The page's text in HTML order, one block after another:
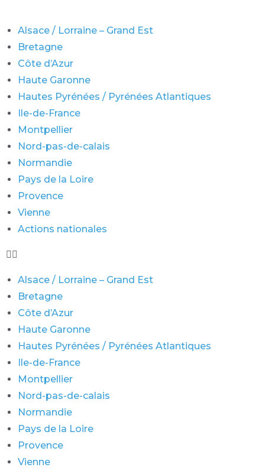
Alsace / Lorraine – Grand Est
Bretagne
Côte d’Azur
Haute Garonne
Hautes Pyrénées / Pyrénées Atlantiques
Ile-de-France
Montpellier
Nord-pas-de-calais
Normandie
Pays de la Loire
Provence
Vienne
Actions nationales
Alsace / Lorraine – Grand Est
Bretagne
Côte d’Azur
Haute Garonne
Hautes Pyrénées / Pyrénées Atlantiques
Ile-de-France
Montpellier
Nord-pas-de-calais
Normandie
Pays de la Loire
Provence
Vienne